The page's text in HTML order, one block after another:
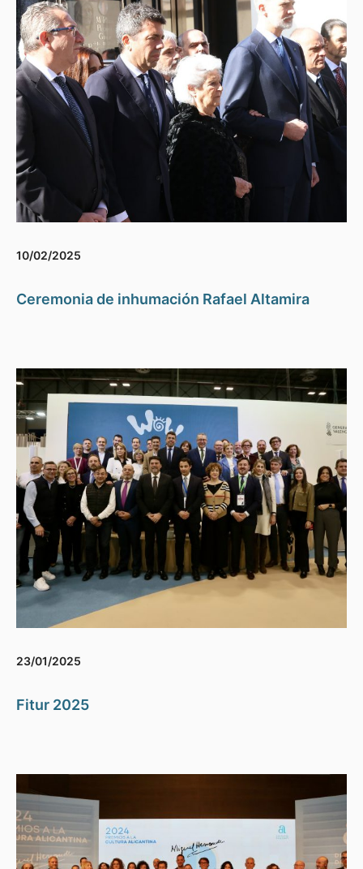
10/02/2025
Ceremonia de inhumación Rafael Altamira
23/01/2025
Fitur 2025